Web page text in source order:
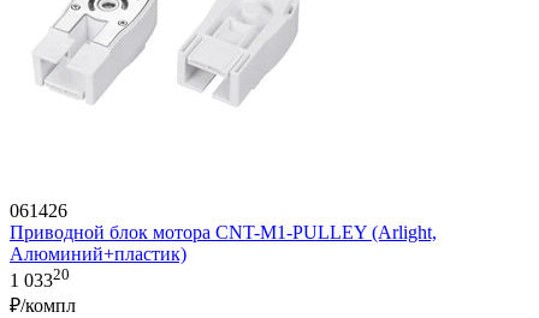
061426
Приводной блок мотора CNT-M1-PULLEY (Arlight,
Алюминий+пластик)
1 03320
₽/компл